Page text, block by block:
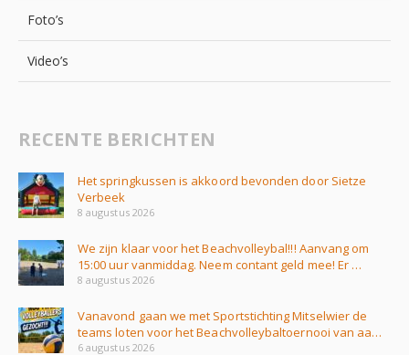
Foto’s
Video’s
RECENTE BERICHTEN
Het springkussen is akkoord bevonden door Sietze
Verbeek
8 augustus 2026
We zijn klaar voor het Beachvolleybal!!! Aanvang om
15:00 uur vanmiddag. Neem contant geld mee! Er …
8 augustus 2026
Vanavond gaan we met Sportstichting Mitselwier de
teams loten voor het Beachvolleybaltoernooi van aa…
6 augustus 2026